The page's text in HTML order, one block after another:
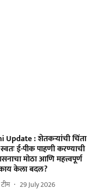
Update : शेतकऱ्यांची चिंता
ई-पीक पाहणी करण्याची
मोठा आणि महत्त्वपूर्ण
केला बदल?
29 July 2026